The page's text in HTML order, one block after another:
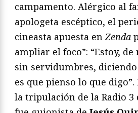
campamento. Alérgico al
apologeta escéptico, el
cineasta apuesta enZenda
ampliar el foco”: “Estoy,
sin servidumbres,
es que pienso lo que
la tripulación de la Radio 3